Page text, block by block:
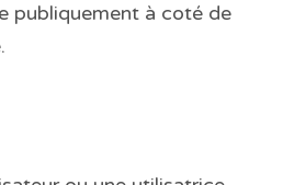
publiquement à coté de